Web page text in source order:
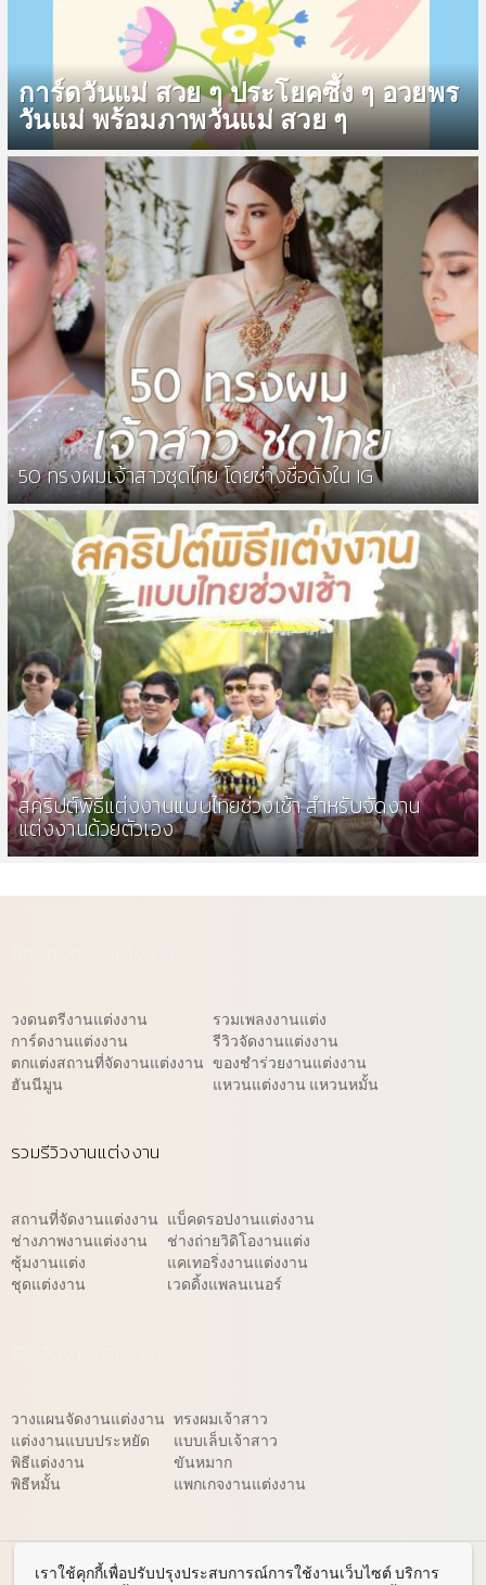
เราใช้คุกกี้เพื่อปรับปรุงประสบการณ์การใช้งานเว็บไซต์ บริการ
การ์ดวันแม่ สวย ๆ ประโยคซึ้ง ๆ อวยพร
วันแม่ พร้อมภาพวันแม่ สวย ๆ
50 ทรงผมเจ้าสาวชุดไทย โดยช่างชื่อดังใน IG
สคริปต์พิธีแต่งงานแบบไทยช่วงเช้า สำหรับจัดงาน
แต่งงานด้วยตัวเอง
วงดนตรีงานแต่งงาน
การ์ดงานแต่งงาน
ตกแต่งสถานที่จัดงานแต่งงาน
ฮันนีมูน
รวมเพลงงานแต่ง
รีวิวจัดงานแต่งงาน
ของชำร่วยงานแต่งงาน
แหวนแต่งงาน แหวนหมั้น
รวมรีวิวงานแต่งงาน
สถานที่จัดงานแต่งงาน
ช่างภาพงานแต่งงาน
ซุ้มงานแต่ง
ชุดแต่งงาน
แบ็คดรอปงานแต่งงาน
ช่างถ่ายวิดิโองานแต่ง
แคเทอริ่งงานแต่งงาน
เวดดิ้งแพลนเนอร์
วางแผนจัดงานแต่งงาน
แต่งงานแบบประหยัด
พิธีแต่งงาน
พิธีหมั้น
ทรงผมเจ้าสาว
แบบเล็บเจ้าสาว
ขันหมาก
แพกเกจงานแต่งงาน
© 2026 WeddingReview.net